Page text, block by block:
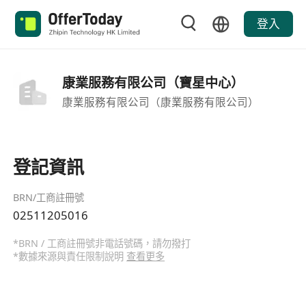
登入
康業服務有限公司（寶星中心）
康業服務有限公司（康業服務有限公司）
登記資訊
BRN/工商註冊號
02511205016
*BRN / 工商註冊號非電話號碼，請勿撥打
*數據來源與責任限制說明 查看更多